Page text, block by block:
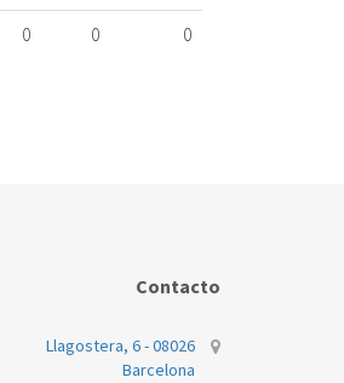
0 0 0
Contacto
Llagostera, 6 - 08026
Barcelona